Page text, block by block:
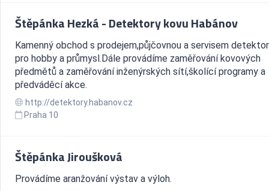
Štěpánka Hezká - Detektory kovu Habánov
Kamenný obchod s prodejem,půjčovnou a servisem
pro hobby a průmysl.Dále provádíme zaměřování kovových
předmětů a zaměřování inženýrských sítí,školící programy a
předváděcí akce.
http://detektory.habanov.cz
Praha 10
Štěpánka Jiroušková
Provádíme aranžování výstav a výloh.